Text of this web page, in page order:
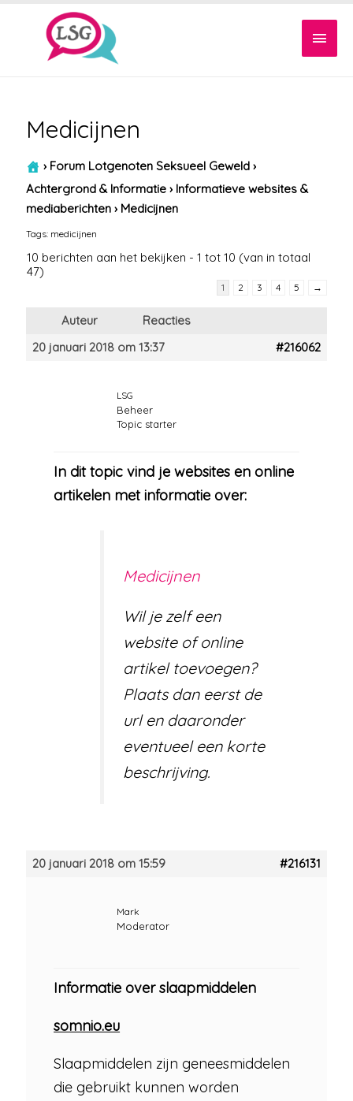
Medicijnen
› Forum Lotgenoten Seksueel Geweld ›
Achtergrond & Informatie › Informatieve websites &
mediaberichten › Medicijnen
Tags: medicijnen
10 berichten aan het bekijken - 1 tot 10 (van in totaal
47)
1 2 3 4 5 →
Auteur
Reacties
20 januari 2018 om 13:37
#216062
LSG
Beheer
Topic starter
In dit topic vind je websites en online
artikelen met informatie over:
Medicijnen
Wil je zelf een
website of online
artikel toevoegen?
Plaats dan eerst de
url en daaronder
eventueel een korte
beschrijving.
20 januari 2018 om 15:59 #216131
Mark
Moderator
Informatie over slaapmiddelen
somnio.eu
Slaapmiddelen zijn geneesmiddelen
die gebruikt kunnen worden